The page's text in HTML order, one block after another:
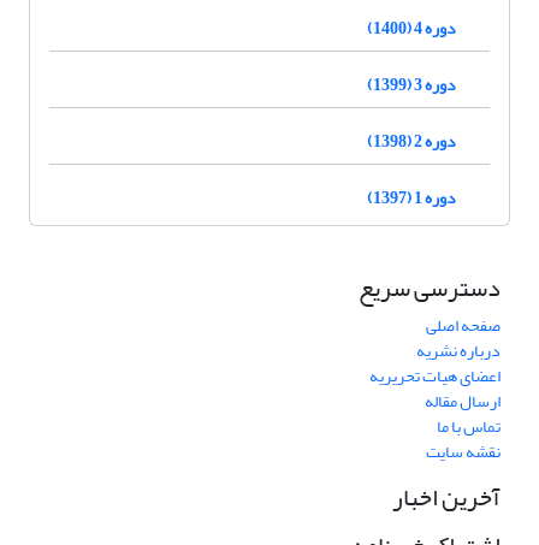
دوره 4 (1400)
دوره 3 (1399)
دوره 2 (1398)
دوره 1 (1397)
دسترسی سریع
صفحه اصلی
درباره نشریه
اعضای هیات تحریریه
ارسال مقاله
تماس با ما
نقشه سایت
آخرین اخبار